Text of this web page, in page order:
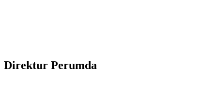
Direktur Perumda